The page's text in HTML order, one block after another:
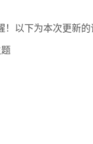
以下为本次更新的